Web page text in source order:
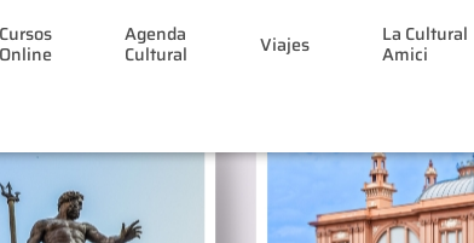
Cursos
Online
Agenda
Cultural Viajes La Cultural
Amici